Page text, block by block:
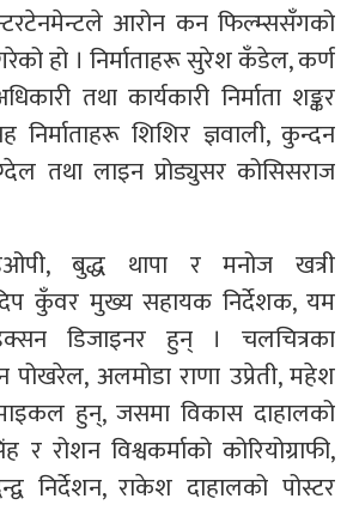
आरोन कन फिल्म्ससँगको
हो । निर्माताहरू सुरेश कँडेल, कर्ण
तथा कार्यकारी निर्माता शङ्कर
शिशिर ज्ञवाली, कुन्दन
तथा लाइन प्रोड्युसर कोसिसराज
बुद्ध थापा र मनोज खत्री
कुँवर मुख्य सहायक निर्देशक, यम
डिजाइनर हुन् । चलचित्रका
पोखरेल, अलमोडा राणा उप्रेती, महेश
हुन्, जसमा विकास दाहालको
र रोशन विश्वकर्माको कोरियोग्राफी,
निर्देशन, राकेश दाहालको पोस्टर